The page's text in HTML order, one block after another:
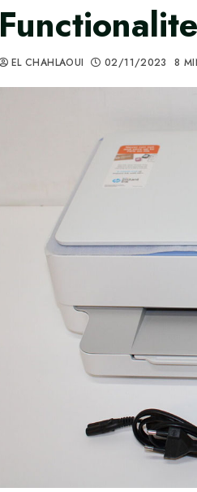
EL CHAHLAOUI 02/11/2023 8